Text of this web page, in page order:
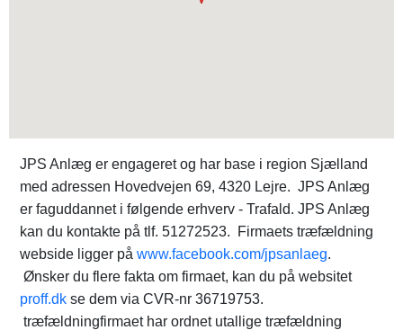
JPS Anlæg er engageret og har base i region Sjælland
med adressen Hovedvejen 69, 4320 Lejre. JPS Anlæg
er faguddannet i følgende erhverv - Trafald. JPS Anlæg
kan du kontakte på tlf. 51272523. Firmaets træfældning
webside ligger på www.facebook.com/jpsanlaeg.
Ønsker du flere fakta om firmaet, kan du på websitet
proff.dk se dem via CVR-nr 36719753.
træfældningfirmaet har ordnet utallige træfældning